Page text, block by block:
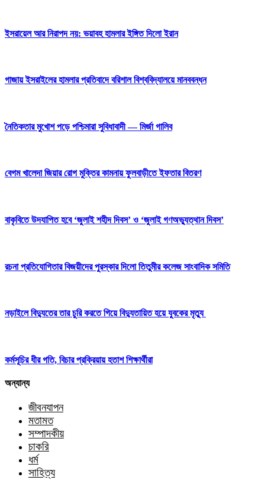
ইসরায়েল আর নিরাপদ নয়: ভয়াবহ হামলার ইঙ্গিত দিলো ইরান
গাজায় ইসরাইলের হামলার প্রতিবাদে বরিশাল বিশ্ববিদ্যালয়ে মানববন্ধন
নৈতিকতার মুখোশ পড়ে পশ্চিমারা সুবিধাবাদী — মির্জা গালিব
বেগম খালেদা জিয়ার রোগ মুক্তির কামনায় ফুলবাড়ীতে ইফতার বিতরণ
বাকৃবিতে উদযাপিত হবে ‘জুলাই শহীদ দিবস’ ও ‘জুলাই গণঅভ্যুত্থান দিবস’
রচনা প্রতিযোগিতার বিজয়ীদের পুরস্কার দিলো তিতুমীর কলেজ সাংবাদিক সমিতি
নড়াইলে বিদ্যুতের তার চুরি করতে গিয়ে বিদ্যুতায়িত হয়ে যুবকের মৃত্যু
কর্মসূচির ধীর গতি, বিচার প্রক্রিয়ায় হতাশ শিক্ষার্থীরা
অন্যান্য
জীবনযাপন
মতামত
সম্পাদকীয়
চাকরি
ধর্ম
সাহিত্য